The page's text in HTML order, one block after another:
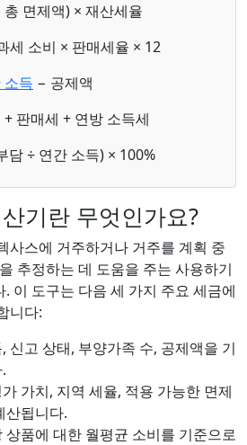
면제액) × 재산세율
세 소비 × 판매세율 × 12
소득 − 공제액
판매세 + 연방 소득세
담 ÷ 연간 소득) × 100%
기란 무엇인가요?
사스에 거주하거나 거주를 계획 중
추정하는 데 도움을 주는 사용하기
이 도구는 다음 세 가지 주요 세금에
니다:
신고 상태, 부양가족 수, 공제액을 기
가치, 지역 세율, 적용 가능한 면제
산됩니다.
상품에 대한 월평균 소비를 기준으로